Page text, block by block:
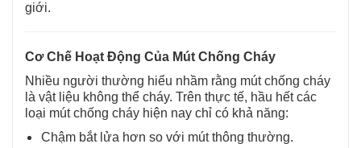
giới.
Cơ Chế Hoạt Động Của Mút Chống Cháy
Nhiều người thường hiểu nhầm rằng mút chống cháy
là vật liệu không thể cháy. Trên thực tế, hầu hết các
loại mút chống cháy hiện nay chỉ có khả năng:
Chậm bắt lửa hơn so với mút thông thường.